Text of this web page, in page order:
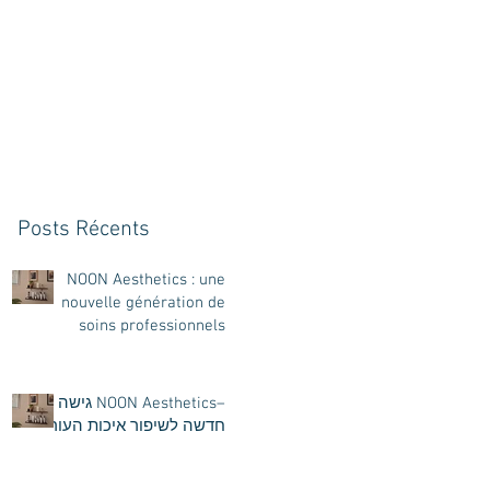
Posts Récents
NOON Aesthetics : une
nouvelle génération de
soins professionnels
peau
–NOON Aesthetics גישה
חדשה לשיפור איכות העור